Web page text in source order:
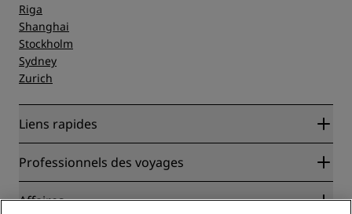
Riga
Shanghai
Stockholm
Sydney
Zurich
Liens rapides
Radisson Rewards
Blog
Professionnels des voyages
Partenaires
Affaires